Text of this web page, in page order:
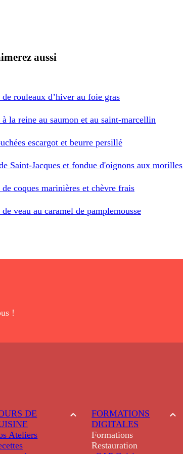
aussi
de rouleaux d’hiver au foie gras
à la reine au saumon et au saint-marcellin
escargot et beurre persillé
Saint-Jacques et fondue d'oignons aux morilles
de coques marinières et chèvre frais
de veau au caramel de pamplemousse
!
DE
Ateliers
FORMATIONS
DIGITALES
Formations
Restauration